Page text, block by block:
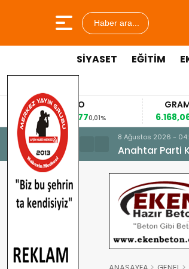
Haber ara...
SİYASET EĞİTİM
EURO
53,8477
0,01%
GRAM
6.168,06
8 Ağustos 2026 -
Anahtar Parti